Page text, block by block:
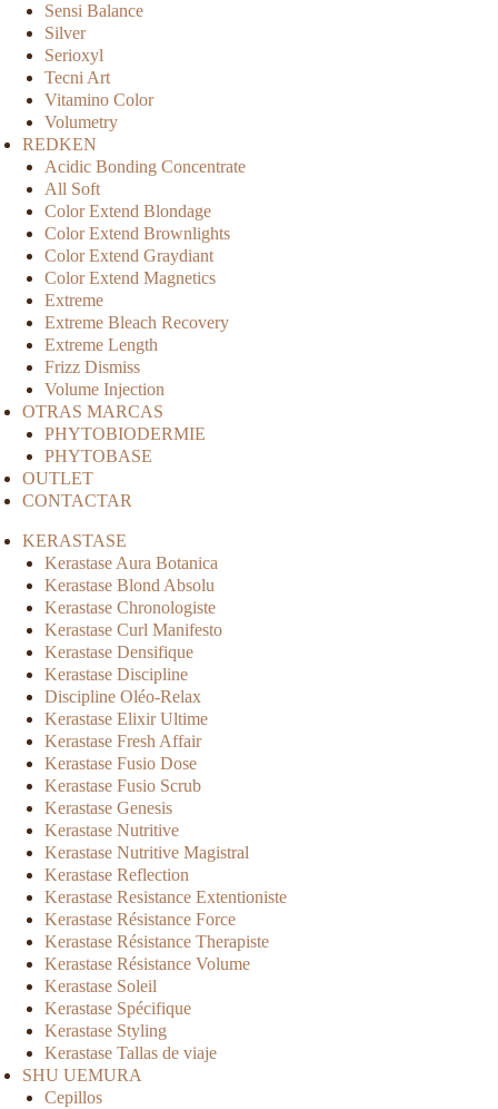
Sensi Balance
Silver
Serioxyl
Tecni Art
Vitamino Color
Volumetry
REDKEN
Acidic Bonding Concentrate
All Soft
Color Extend Blondage
Color Extend Brownlights
Color Extend Graydiant
Color Extend Magnetics
Extreme
Extreme Bleach Recovery
Extreme Length
Frizz Dismiss
Volume Injection
OTRAS MARCAS
PHYTOBIODERMIE
PHYTOBASE
OUTLET
CONTACTAR
KERASTASE
Kerastase Aura Botanica
Kerastase Blond Absolu
Kerastase Chronologiste
Kerastase Curl Manifesto
Kerastase Densifique
Kerastase Discipline
Discipline Oléo-Relax
Kerastase Elixir Ultime
Kerastase Fresh Affair
Kerastase Fusio Dose
Kerastase Fusio Scrub
Kerastase Genesis
Kerastase Nutritive
Kerastase Nutritive Magistral
Kerastase Reflection
Kerastase Resistance Extentioniste
Kerastase Résistance Force
Kerastase Résistance Therapiste
Kerastase Résistance Volume
Kerastase Soleil
Kerastase Spécifique
Kerastase Styling
Kerastase Tallas de viaje
SHU UEMURA
Cepillos